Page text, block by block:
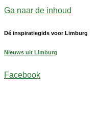
Ga naar de inhoud
Dé inspiratiegids voor Limburg
Nieuws uit Limburg
Facebook